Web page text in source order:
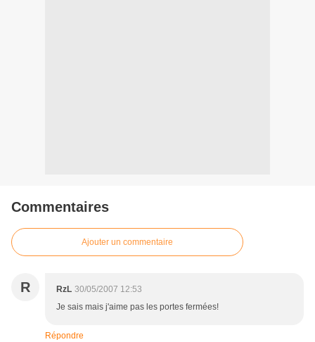
Commentaires
Ajouter un commentaire
R RzL 30/05/2007 12:53
Je sais mais j'aime pas les portes fermées!
Répondre